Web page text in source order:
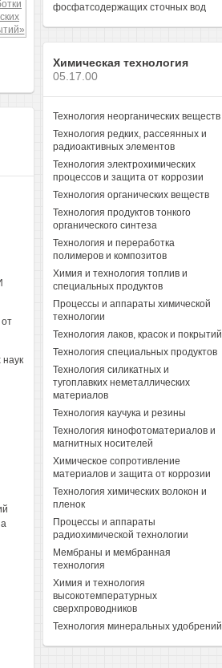
фосфатсодержащих сточных вод
Химическая технология
05.17.00
Технология неорганических веществ
Технология редких, рассеянных и
радиоактивных элементов
Технология электрохимических
процессов и защита от коррозии
Технология органических веществ
Технология продуктов тонкого
органического синтеза
Технология и переработка
полимеров и композитов
Химия и технология топлив и
специальных продуктов
Процессы и аппараты химической
технологии
Технология лаков, красок и покрытий
Технология специальных продуктов
Технология силикатных и
тугоплавких неметаллических
материалов
Технология каучука и резины
Технология кинофотоматериалов и
магнитных носителей
Химическое сопротивление
материалов и защита от коррозии
Технология химических волокон и
пленок
Процессы и аппараты
радиохимической технологии
Мембраны и мембранная
технология
Химия и технология
высокотемпературных
сверхпроводников
Технология минеральных удобрений